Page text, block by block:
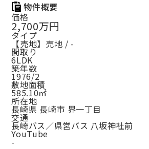
物件概要
価格
2,700万円
タイプ
【売地】売地 / -
間取り
6LDK
築年数
1976/2
敷地面積
585.10㎡
所在地
長崎県 長崎市 界一丁目
交通
長崎バス／県営バス 八坂神社前
YouTube
-